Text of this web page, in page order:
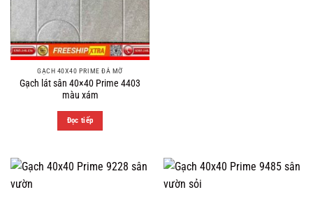
GẠCH 40X40 PRIME ĐÁ MỜ
Gạch lát sân 40×40 Prime 4403
màu xám
Đọc tiếp